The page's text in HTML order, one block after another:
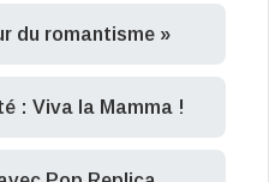
du romantisme »
: Viva la Mamma !